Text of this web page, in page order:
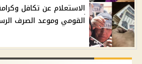
القومي وموعد الصرف